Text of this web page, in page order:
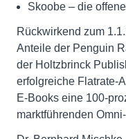
Skoobe – die
Rückwirkend zum
Anteile der Penguin
der Holtzbrinck
erfolgreiche Flatrate-
E-Books eine 100-
marktführenden